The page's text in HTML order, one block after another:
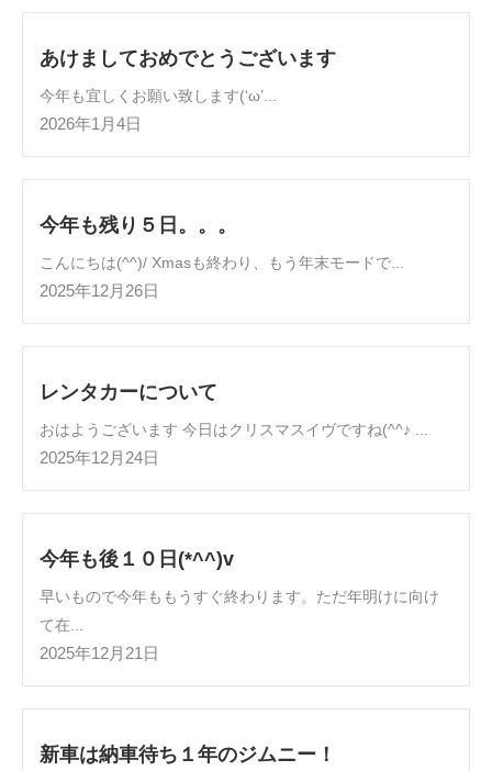
あけましておめでとうございます
今年も宜しくお願い致します(‘ω’...
2026年1月4日
今年も残り５日。。。
こんにちは(^^)/ Xmasも終わり、もう年末モードで...
2025年12月26日
レンタカーについて
おはようございます 今日はクリスマスイヴですね(^^♪ ...
2025年12月24日
今年も後１０日(*^^)v
早いもので今年ももうすぐ終わります。ただ年明けに向け
て在...
2025年12月21日
新車は納車待ち１年のジムニー！